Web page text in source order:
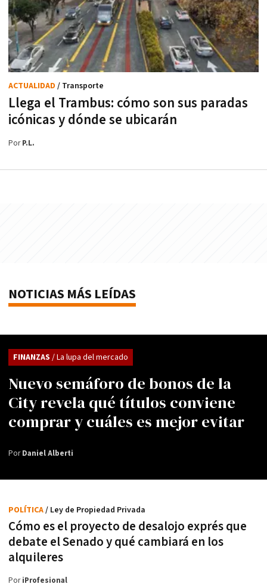
Llega el Trambus: cómo son sus paradas
icónicas y dónde se ubicarán
ACTUALIDAD / Transporte
PorP.L.
NOTICIAS MÁS LEÍDAS
Nuevo semáforo de bonos de la
City revela qué títulos conviene
comprar y cuáles es mejor evitar
FINANZAS / La lupa del mercado
PorDaniel Alberti
Cómo es el proyecto de desalojo exprés que
debate el Senado y qué cambiará en los
alquileres
POLÍTICA/ Ley de Propiedad Privada
PoriProfesional